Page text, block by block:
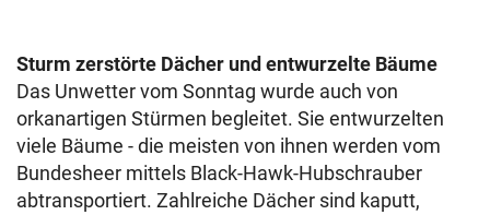
Sturm zerstörte Dächer und entwurzelte Bäume
Das Unwetter vom Sonntag wurde auch von
orkanartigen Stürmen begleitet. Sie entwurzelten
viele Bäume - die meisten von ihnen werden vom
Bundesheer mittels Black-Hawk-Hubschrauber
abtransportiert. Zahlreiche Dächer sind kaputt,